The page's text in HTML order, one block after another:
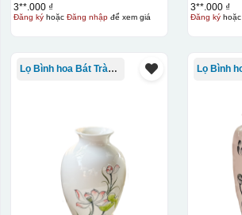
3**.000 ₫
Đăng kýhoặc Đăng nhậpđể xem giá
3**.000 ₫
Đăng kýhoặc
Lọ Bình hoa Bát Tràng in logo